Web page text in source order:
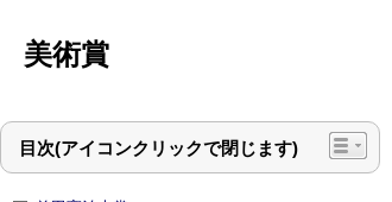
美術賞
目次(アイコンクリックで閉じます)